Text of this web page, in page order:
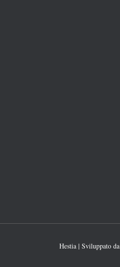
Hestia | Sviluppato da